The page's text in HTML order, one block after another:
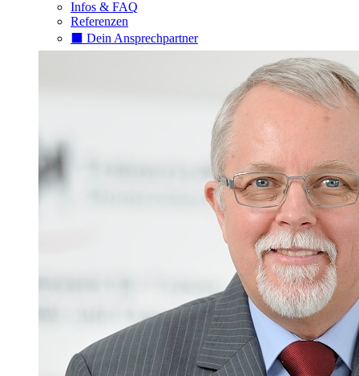
Infos & FAQ
Referenzen
⬛️ Dein Ansprechpartner